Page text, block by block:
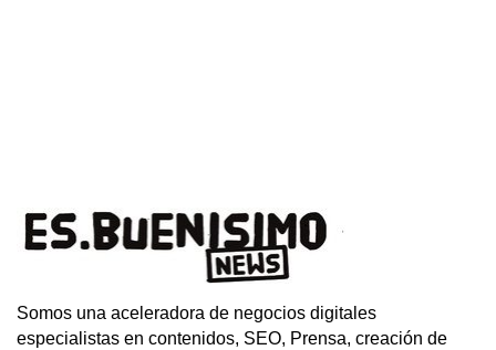
Somos una aceleradora de negocios digitales
especialistas en contenidos, SEO, Prensa, creación de